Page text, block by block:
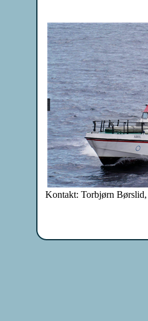
Kontakt: Torbjørn Børslid,